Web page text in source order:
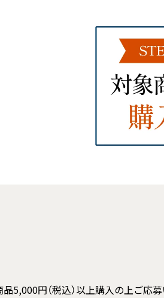
5,000円（税込）以上購入の上ご応